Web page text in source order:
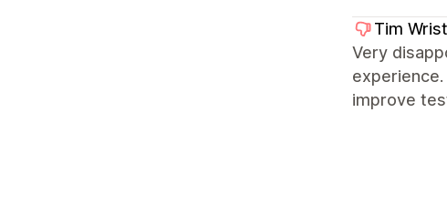
Tim Wrist
Very
improve